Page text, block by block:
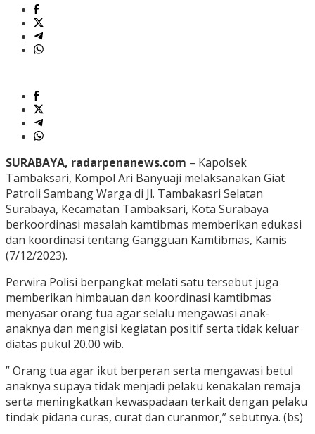
SURABAYA, radarpenanews.com – Kapolsek
Tambaksari, Kompol Ari Banyuaji melaksanakan Giat
Patroli Sambang Warga di Jl. Tambakasri Selatan
Surabaya, Kecamatan Tambaksari, Kota Surabaya
berkoordinasi masalah kamtibmas memberikan edukasi
dan koordinasi tentang Gangguan Kamtibmas, Kamis
(7/12/2023).
Perwira Polisi berpangkat melati satu tersebut juga
memberikan himbauan dan koordinasi kamtibmas
menyasar orang tua agar selalu mengawasi anak-
anaknya dan mengisi kegiatan positif serta tidak keluar
diatas pukul 20.00 wib.
” Orang tua agar ikut berperan serta mengawasi betul
anaknya supaya tidak menjadi pelaku kenakalan remaja
serta meningkatkan kewaspadaan terkait dengan pelaku
tindak pidana curas, curat dan curanmor,” sebutnya. (bs)